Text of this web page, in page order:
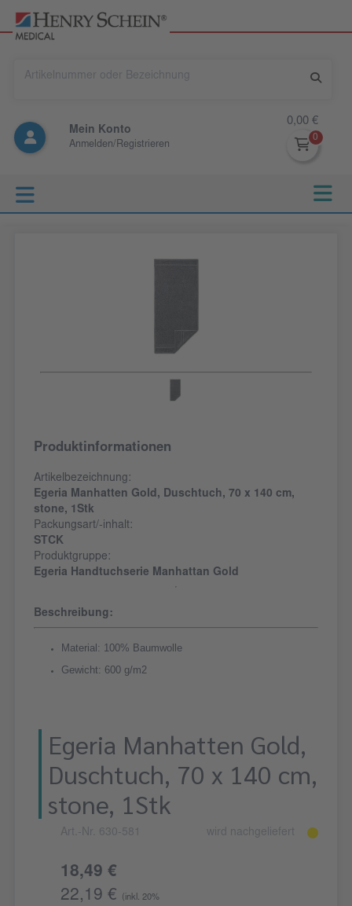
Mein Konto
Anmelden/Registrieren
0,00 €
Produktinformationen
Artikelbezeichnung:
Egeria Manhatten Gold, Duschtuch, 70 x 140 cm,
stone, 1Stk
Packungsart/-inhalt:
STCK
Produktgruppe:
Egeria Handtuchserie Manhattan Gold
Beschreibung:
Material: 100% Baumwolle
Gewicht: 600 g/m2
Egeria Manhatten Gold,
Duschtuch, 70 x 140 cm,
stone, 1Stk
Art.-Nr. 630-581 wird nachgeliefert
18,49 €
22,19 €
(inkl. 20%